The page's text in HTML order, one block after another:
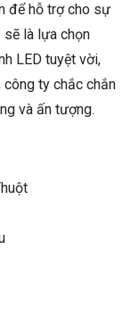
để hỗ trợ cho sự
sẽ là lựa chọn
LED tuyệt vời,
ty chắc chắn
và ấn tượng.